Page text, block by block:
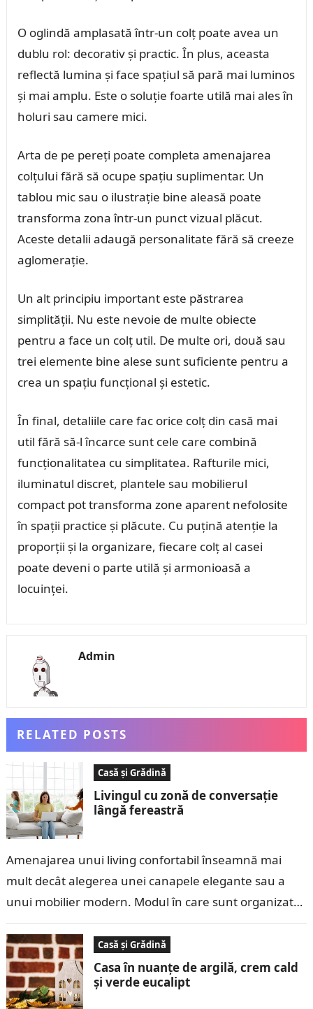
O oglindă amplasată într-un colț poate avea un
dublu rol: decorativ și practic. În plus, aceasta
reflectă lumina și face spațiul să pară mai luminos
și mai amplu. Este o soluție foarte utilă mai ales în
holuri sau camere mici.
Arta de pe pereți poate completa amenajarea
colțului fără să ocupe spațiu suplimentar. Un
tablou mic sau o ilustrație bine aleasă poate
transforma zona într-un punct vizual plăcut.
Aceste detalii adaugă personalitate fără să creeze
aglomerație.
Un alt principiu important este păstrarea
simplității. Nu este nevoie de multe obiecte
pentru a face un colț util. De multe ori, două sau
trei elemente bine alese sunt suficiente pentru a
crea un spațiu funcțional și estetic.
În final, detaliile care fac orice colț din casă mai
util fără să-l încarce sunt cele care combină
funcționalitatea cu simplitatea. Rafturile mici,
iluminatul discret, plantele sau mobilierul
compact pot transforma zone aparent nefolosite
în spații practice și plăcute. Cu puțină atenție la
proporții și la organizare, fiecare colț al casei
poate deveni o parte utilă și armonioasă a
locuinței.
Admin
RELATED POSTS
Casă și Grădină
Livingul cu zonă de conversație
lângă fereastră
Amenajarea unui living confortabil înseamnă mai
mult decât alegerea unei canapele elegante sau a
unui mobilier modern. Modul în care sunt organizate
Casă și Grădină
Casa în nuanțe de argilă, crem cald
și verde eucalipt